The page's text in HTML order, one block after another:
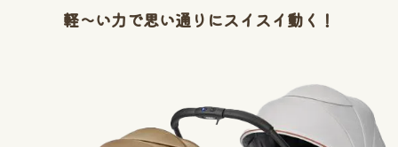
軽〜い力で思い通りにスイスイ動く！